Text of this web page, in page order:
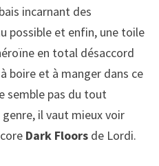
incarnant des
possible et enfin, une toile
en total désaccord
boire et à manger dans ce
semble pas du tout
il vaut mieux voir
Dark Floorsde Lordi.